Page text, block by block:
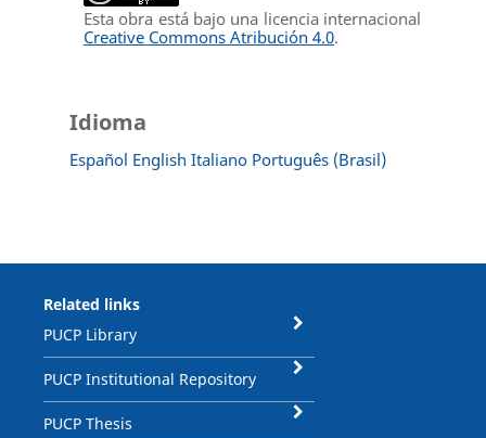
Esta obra está bajo una licencia internacional
Creative Commons Atribución 4.0.
Idioma
Español English Italiano Português (Brasil)
Related links
PUCP Library
PUCP Institutional Repository
PUCP Thesis